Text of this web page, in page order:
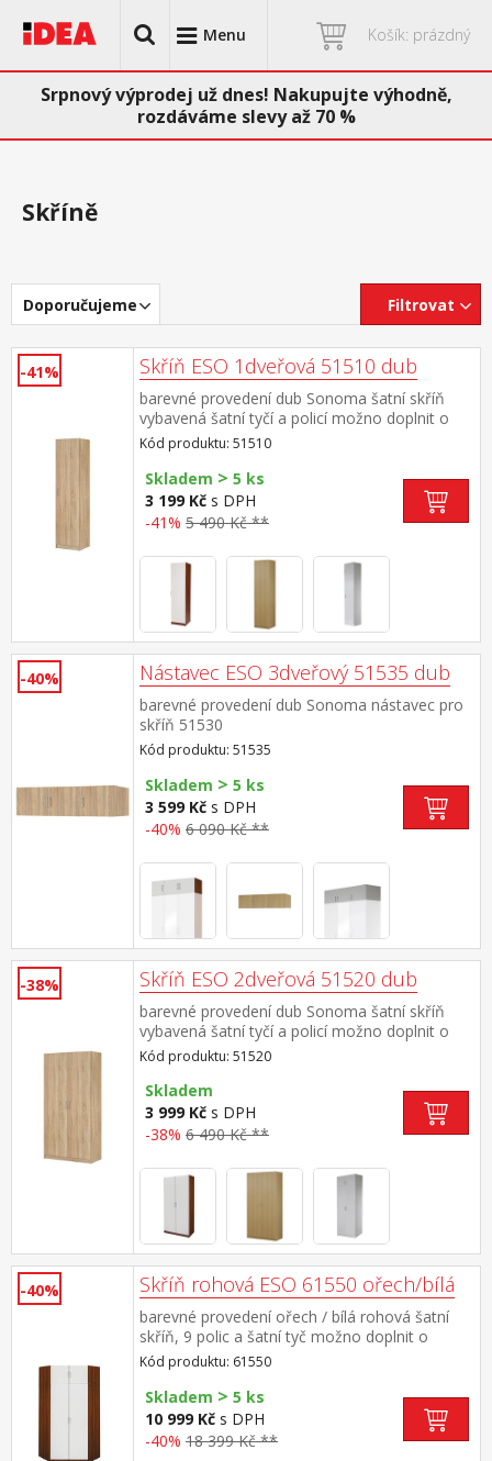
Menu Košík: prázdný
Srpnový výprodej už dnes! Nakupujte výhodně,
rozdáváme slevy až 70 %
Skříně
Doporučujeme Filtrovat
-41% Skříň ESO 1dveřová 51510 dub
barevné provedení dub Sonoma šatní skříň
vybavená šatní tyčí a policí možno doplnit o
nástavec 51515
Kód produktu: 51510
Skladem > 5 ks
3 199 Kč s DPH
-41% 5 490 Kč **
-40% Nástavec ESO 3dveřový 51535 dub
barevné provedení dub Sonoma nástavec pro
skříň 51530
Kód produktu: 51535
Skladem > 5 ks
3 599 Kč s DPH
-40% 6 090 Kč **
-38% Skříň ESO 2dveřová 51520 dub
barevné provedení dub Sonoma šatní skříň
vybavená šatní tyčí a policí možno doplnit o
nástavec 51525
Kód produktu: 51520
Skladem
3 999 Kč s DPH
-38% 6 490 Kč **
-40% Skříň rohová ESO 61550 ořech/bílá
barevné provedení ořech / bílá rohová šatní
skříň, 9 polic a šatní tyč možno doplnit o
nástavec 61555
Kód produktu: 61550
Skladem > 5 ks
10 999 Kč s DPH
-40% 18 399 Kč **